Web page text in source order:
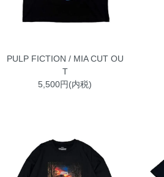
PULP FICTION / MIA CUT OU
T
5,500円(内税)